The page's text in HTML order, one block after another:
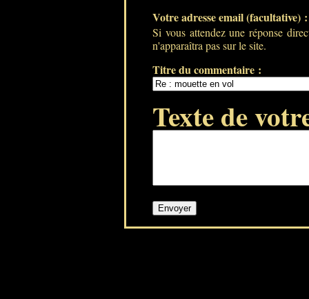
Votre adresse email (facultative)
Si vous attendez une réponse
n'apparaîtra pas sur le site.
Titre du commentaire :
Texte de